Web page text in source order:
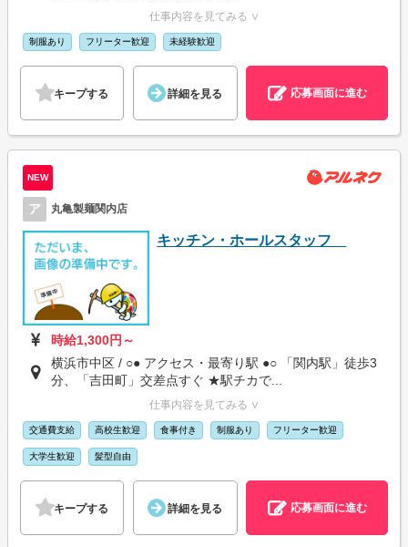
仕事内容を見てみる ∨
制服あり フリーター歓迎 未経験歓迎
キープする 詳細を見る 応募画面に進む
NEW
ア 丸亀製麺関内店
キッチン・ホールスタッフ
時給1,300円～
横浜市中区 / ○● アクセス・最寄り駅 ●○ 「関内駅」徒歩3
分、「吉田町」交差点すぐ ★駅チカで...
仕事内容を見てみる ∨
交通費支給 高校生歓迎 食事付き 制服あり フリーター歓迎
大学生歓迎 髪型自由
キープする 詳細を見る 応募画面に進む